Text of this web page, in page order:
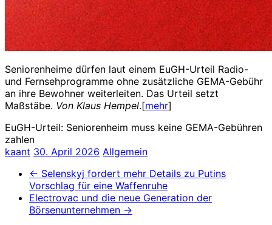
Seniorenheime dürfen laut einem EuGH-Urteil Radio-
und Fernsehprogramme ohne zusätzliche GEMA-Gebühr
an ihre Bewohner weiterleiten. Das Urteil setzt
Maßstäbe. Von Klaus Hempel.[mehr]
EuGH-Urteil: Seniorenheim muss keine GEMA-Gebühren
zahlen
kaant 30. April 2026 Allgemein
← Selenskyj fordert mehr Details zu Putins
Vorschlag für eine Waffenruhe
Electrovac und die neue Generation der
Börsenunternehmen →